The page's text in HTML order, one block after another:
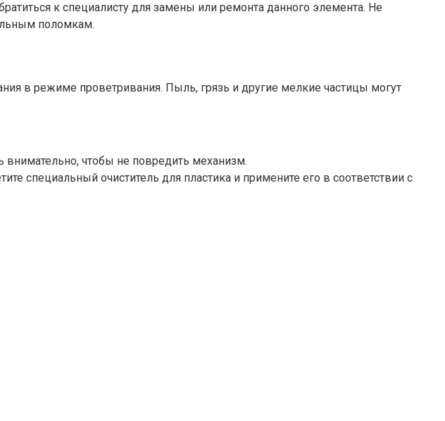
к специалисту для замены или ремонта данного элемента.​ Не
поломкам.​
в режиме проветривания.​ Пыль, грязь и другие мелкие частицы могут
чтобы не повредить механизм.​
специальный очиститель для пластика и примените его в соответствии с